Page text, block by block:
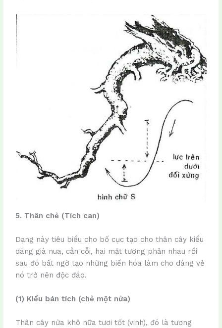
5. Thân chẻ (Tích can)
Dạng này tiêu biểu cho bố cục tạo cho thân cây kiểu
dáng già nua, cằn cỗi, hai mặt tương phản nhau rồi
sau đó bất ngờ tạo những biến hóa làm cho dáng vẻ
nó trở nên độc đáo.
(1) Kiểu bán tích (chẻ một nửa)
Thân cây nửa khô nữa tươi tốt (vinh), đó là tương